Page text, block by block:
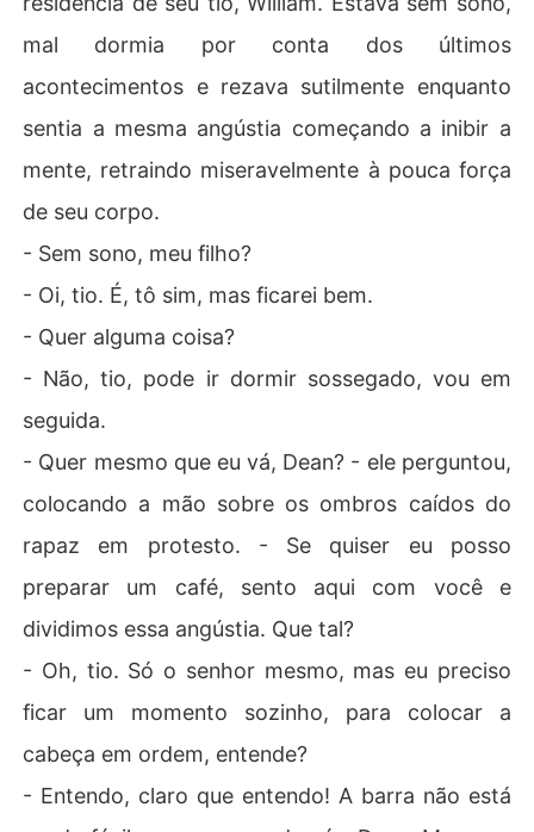
mal dormia por conta dos últimos
acontecimentos e rezava sutilmente enquanto
sentia a mesma angústia começando a inibir a
mente, retraindo miseravelmente à pouca força
de seu corpo.
- Sem sono, meu filho?
- Oi, tio. É, tô sim, mas ficarei bem.
- Quer alguma coisa?
- Não, tio, pode ir dormir sossegado, vou em
seguida.
- Quer mesmo que eu vá, Dean? - ele perguntou,
colocando a mão sobre os ombros caídos do
rapaz em protesto. - Se quiser eu posso
preparar um café, sento aqui com você e
dividimos essa angústia. Que tal?
- Oh, tio. Só o senhor mesmo, mas eu preciso
ficar um momento sozinho, para colocar a
cabeça em ordem, entende?
- Entendo, claro que entendo! A barra não está